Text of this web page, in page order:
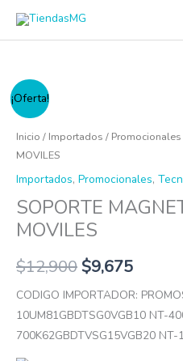
¡Oferta!
Inicio / Importados / Promocionales
MOVILES
Importados, Promocionales,
SOPORTE
MOVILES
$12,900$9,675
CODIGO IMPORTADOR:
10UM81GBDTSG0VGB10 NT-
700K62GBDTVSG15VGB20
SOPORTE
MAGNETICO
PARA
MOVILES
cantidad